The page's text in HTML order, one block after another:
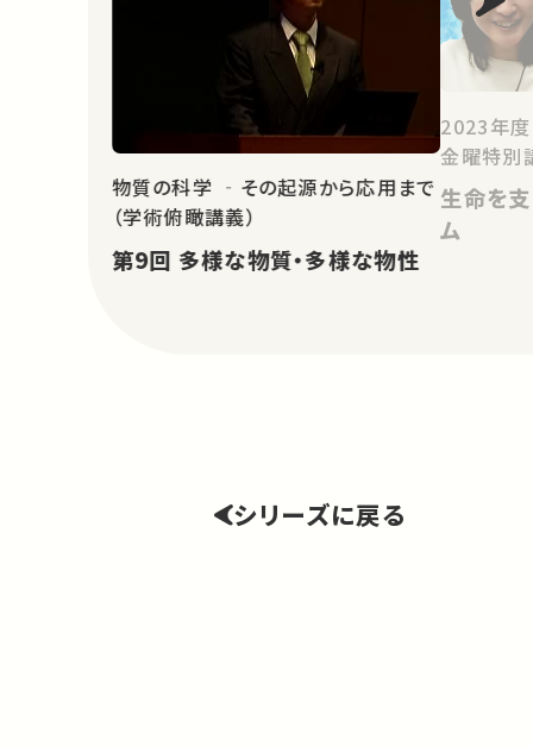
物質の科学 ‐その起源から応用まで
（学術俯瞰講義）
第9回 多様な物質・多様な物性
2023年度
金曜特別
生命を
ム
シリーズに戻る